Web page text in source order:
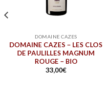
DOMAINE CAZES
DOMAINE CAZES – LES CLOS
DE PAULILLES MAGNUM
ROUGE – BIO
33,00€